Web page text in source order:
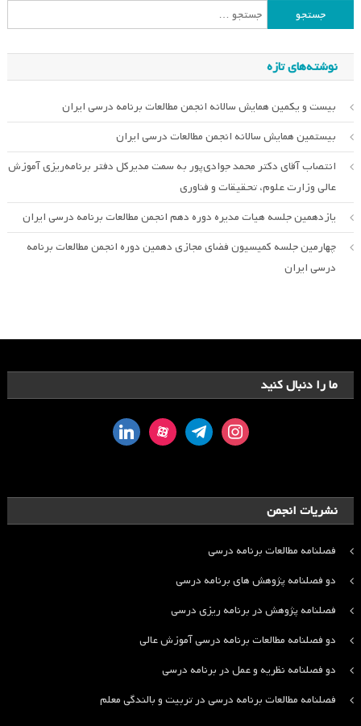
جستجو
برای:
نوشته‌های تازه
بیست و یکمین همایش سالانه انجمن مطالعات برنامه درسی ایران
بیستمین همایش سالانه انجمن مطالعات درسی ایران
انتصاب آقای دکتر محمد جوادی‌پور به سمت مدیرکل دفتر برنامه‌ریزی آموزش
عالی وزارت علوم، تحقیقات و فناوری
یازدهمین جلسه هیات مدیره دوره دهم انجمن مطالعات برنامه درسی ایران
چهارمین جلسه کمیسیون فضای مجازی دهمین دوره انجمن مطالعات برنامه
درسی ایران
ما را دنبال کنید
instagram
telegram
aparat
linkedin
نشریات انجمن
فصلنامه مطالعات برنامه درسی
دو فصلنامه پژوهش های برنامه درسی
فصلنامه پژوهش در برنامه ریزی درسی
دو فصلنامه مطالعات برنامه درسی آموزش عالی
دو فصلنامه نظریه و عمل در برنامه درسی
فصلنامه مطالعات برنامه درسی در تربیت و بالندگی معلم